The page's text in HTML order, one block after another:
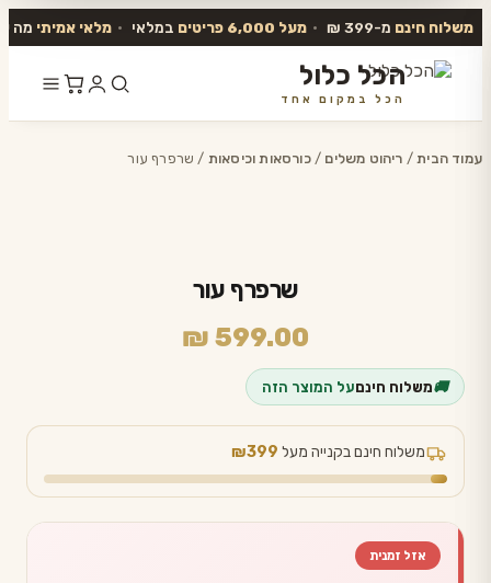
משלוח חינם מ-399 ₪ • מעל 6,000 פריטים במלאי • מלאי אמיתי מה
הכל כלול
הכל במקום אחד
לתוכן
עמוד הבית/ ריהוט משלים /כורסאות וכיסאות / שרפרף עור
שרפרף עור
₪ 599.00
🚚משלוח חינםעל המוצר הזה
משלוח חינם בקנייה מעל ₪399
אזל זמנית